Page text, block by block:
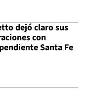
dejó claro sus
con
Santa Fe